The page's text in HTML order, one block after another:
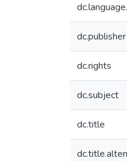
dc.publisher
dc.rights
dc.subject
dc.title